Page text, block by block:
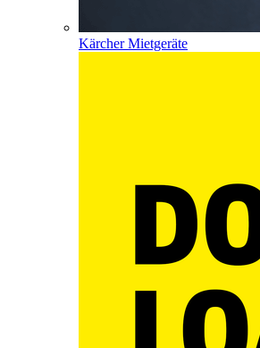
Kärcher Mietgeräte